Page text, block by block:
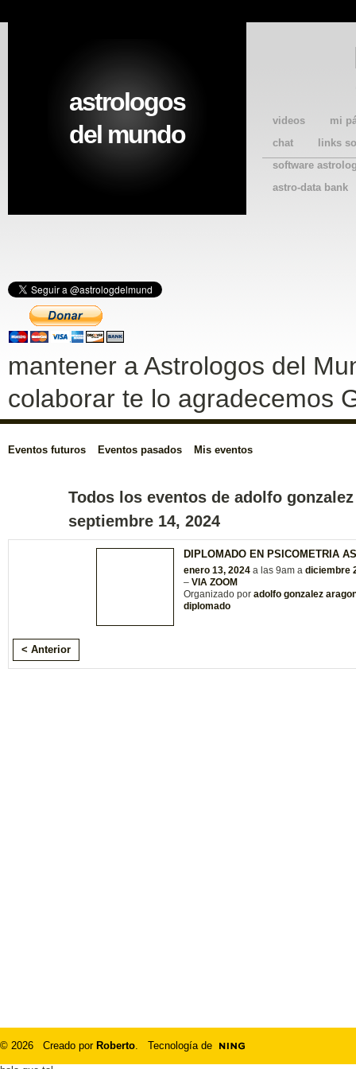
videos
mi
chat
links
software
astro-data bank
astrologos
del mundo
mantener a Astrologos del
colaborar te lo agradecemos
Eventos futuros Eventos pasados Mis eventos
Todos los eventos de adolfo
septiembre 14, 2024
DIPLOMADO EN PSICOMETRIA
enero 13, 2024 a las 9am a diciembre
– VIA ZOOM
Organizado por adolfo gonzalez
diplomado
< Anterior
© 2026 Creado por Roberto . Tecnología de